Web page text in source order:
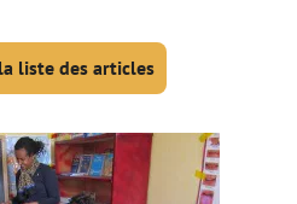
liste des articles